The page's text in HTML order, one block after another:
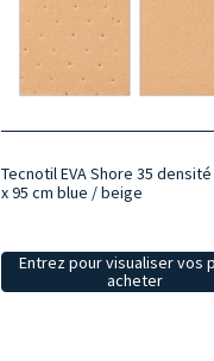
Tecnotil EVA Shore 35 densité
x 95 cm blue / beige
Entrez pour visualiser vos
acheter